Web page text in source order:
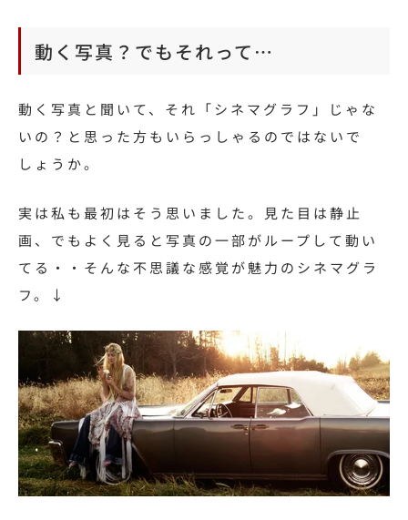
動く写真？でもそれって…
動く写真と聞いて、それ「シネマグラフ」じゃな
いの？と思った方もいらっしゃるのではないで
しょうか。
実は私も最初はそう思いました。見た目は静止
画、でもよく見ると写真の一部がループして動い
てる・・そんな不思議な感覚が魅力のシネマグラ
フ。↓